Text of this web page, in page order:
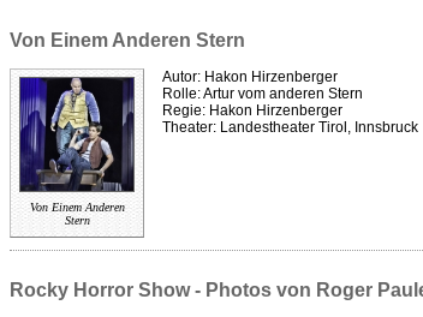
Von Einem Anderen Stern
Von Einem Anderen
Stern
Autor: Hakon Hirzenberger
Rolle: Artur vom anderen Stern
Regie: Hakon Hirzenberger
Theater: Landestheater Tirol, Innsbruck
Rocky Horror Show - Photos von Roger